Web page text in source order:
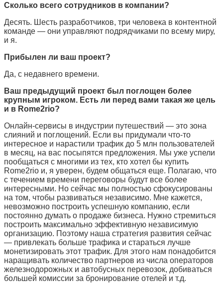
Сколько всего сотрудников в компании?
Десять. Шесть разработчиков, три человека в контентной
команде — они управляют подрядчиками по всему миру,
и я.
Прибылен ли ваш проект?
Да, с недавнего времени.
Ваш предыдущий проект был поглощен более
крупным игроком. Есть ли перед вами такая же цель
и в Rome2rio?
Онлайн-сервисы в индустрии путешествий — это зона
слияний и поглощений. Если вы придумали что-то
интересное и нарастили трафик до 5 млн пользователей
в месяц, на вас посыпятся предложения. Мы уже успели
пообщаться с многими из тех, кто хотел бы купить
Rome2rio и, я уверен, будем общаться еще. Полагаю, что
с течением времени переговоры будут все более
интересными. Но сейчас мы полностью сфокусированы
на том, чтобы развиваться независимо. Мне кажется,
невозможно построить успешную компанию, если
постоянно думать о продаже бизнеса. Нужно стремиться
построить максимально эффективную независимую
организацию. Поэтому наша стратегия развития сейчас
— привлекать больше трафика и стараться лучше
монетизировать этот трафик. Для этого нам понадобится
наращивать количество партнеров из числа операторов
железнодорожных и автобусных перевозок, добиваться
большей комиссии за бронирование отелей и т.д.